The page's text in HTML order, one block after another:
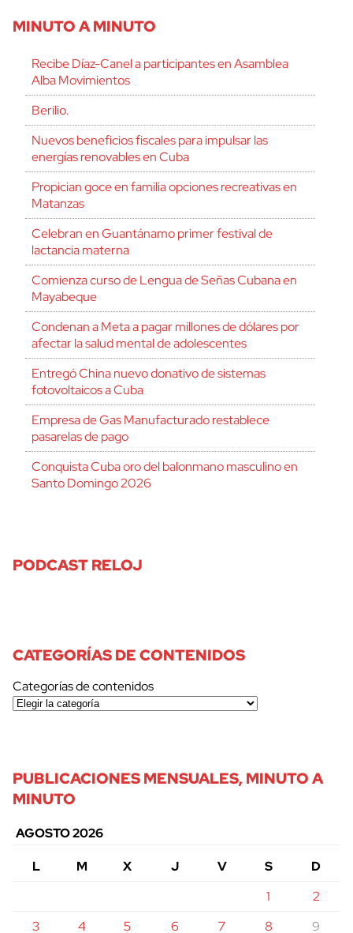
MINUTO A MINUTO
Recibe Díaz-Canel a participantes en Asamblea
Alba Movimientos
Berilio.
Nuevos beneficios fiscales para impulsar las
energías renovables en Cuba
Propician goce en familia opciones recreativas en
Matanzas
Celebran en Guantánamo primer festival de
lactancia materna
Comienza curso de Lengua de Señas Cubana en
Mayabeque
Condenan a Meta a pagar millones de dólares por
afectar la salud mental de adolescentes
Entregó China nuevo donativo de sistemas
fotovoltaicos a Cuba
Empresa de Gas Manufacturado restablece
pasarelas de pago
Conquista Cuba oro del balonmano masculino en
Santo Domingo 2026
PODCAST RELOJ
CATEGORÍAS DE CONTENIDOS
Categorías de contenidos
PUBLICACIONES MENSUALES, MINUTO A
MINUTO
AGOSTO 2026
L
M X J V S
D
1
2
3
4 5 6 7 8 9